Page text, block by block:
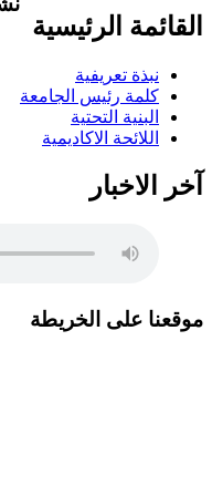
القائمة الرئيسية
نبذة تعريفية
كلمة رئيس الجامعة
البنية التحتية
اللائحة الاكاديمية
آخر الاخبار
موقعنا على الخريطة